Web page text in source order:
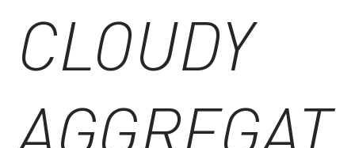
CLOUDY
AGGREGAT